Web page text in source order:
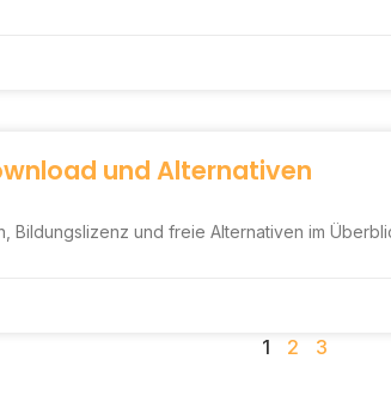
und Alternativen
Bildungslizenz und freie Alternativen im
1 2 3